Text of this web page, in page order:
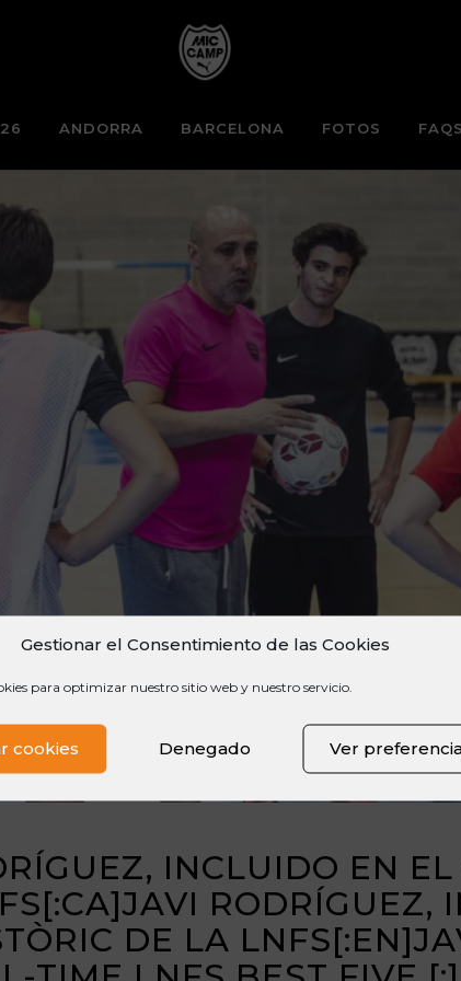
Gestionar el Consentimiento de las Cookies
para optimizar nuestro sitio web y nuestro servicio.
cookies Denegado Ver
ANDORRA BARCELONA FOTOS FAQS
INCLUIDO EN
RODRÍGUEZ,
DE LA